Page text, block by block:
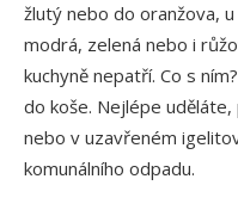
žlutý nebo do oranžova,
modrá, zelená nebo i
kuchyně nepatří. Co s
do koše. Nejlépe
nebo v uzavřeném
komunálního odpadu.